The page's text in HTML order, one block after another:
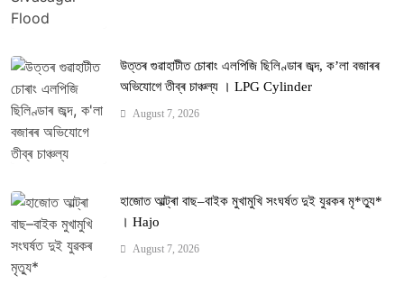
উত্তৰ গুৱাহাটীত চোৰাং এলপিজি ছিলিণ্ডাৰ জব্দ, ক’লা বজাৰৰ
অভিযোগে তীব্ৰ চাঞ্চল্য । LPG Cylinder
August 7, 2026
হাজোত আল্ট্ৰা বাছ–বাইক মুখামুখি সংঘৰ্ষত দুই যুৱকৰ মৃ*ত্যু*
। Hajo
August 7, 2026